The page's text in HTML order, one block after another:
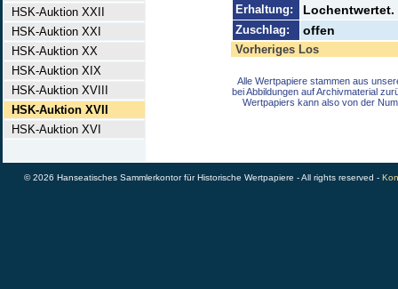
HSK-Auktion XXII
HSK-Auktion XXI
HSK-Auktion XX
HSK-Auktion XIX
HSK-Auktion XVIII
HSK-Auktion XVII
HSK-Auktion XVI
Erhaltung: Lochentwertet.
Zuschlag: offen
Vorheriges Los
Alle Wertpapiere stammen aus
bei Abbildungen auf Archivmaterial
Wertpapiers kann also von der
© 2026 Hanseatisches Sammlerkontor für Historische Wertpapiere - All rights reserved -